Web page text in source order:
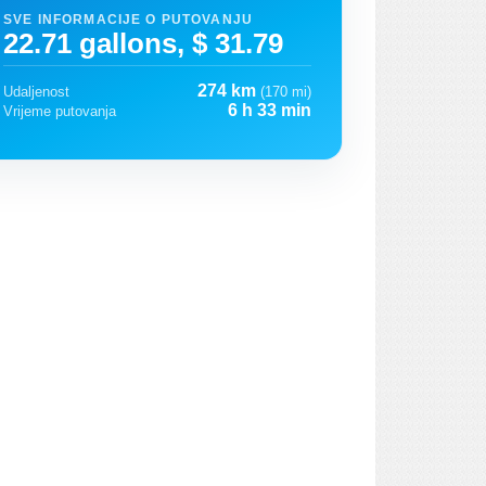
SVE INFORMACIJE O PUTOVANJU
22.71 gallons, $ 31.79
Udaljenost 274 km (170 mi)
Vrijeme putovanja
6 h 33 min